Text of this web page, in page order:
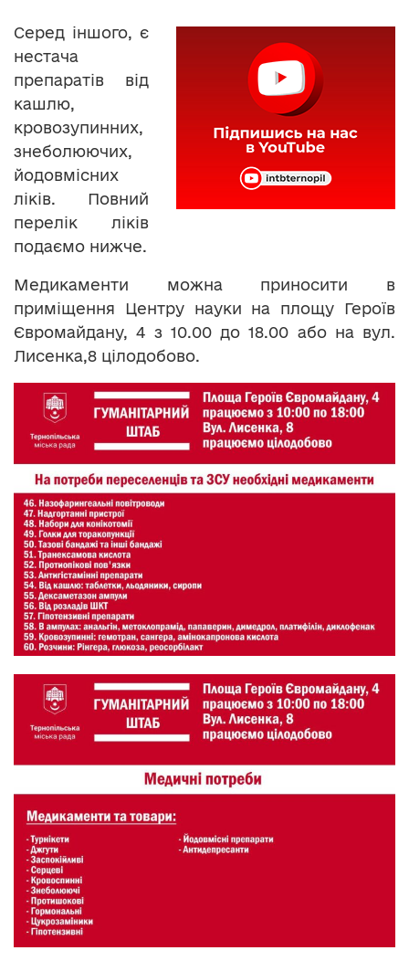
Серед іншого, є
нестача
препаратів від
кашлю,
кровозупинних,
знеболюючих,
йодовмісних
ліків. Повний
перелік ліків
подаємо нижче.
Медикаменти можна приносити в
приміщення Центру науки на площу Героїв
Євромайдану, 4 з 10.00 до 18.00 або на вул.
Лисенка,8 цілодобово.